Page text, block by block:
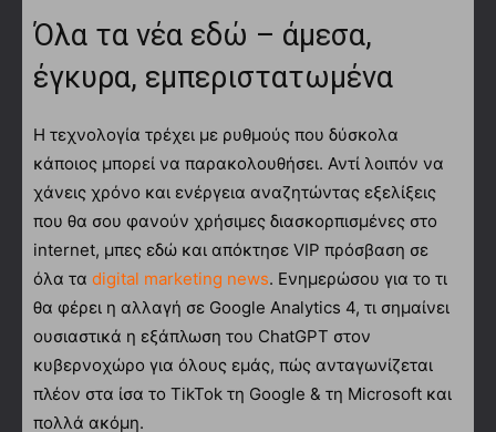
Όλα τα νέα εδώ – άμεσα,
έγκυρα, εμπεριστατωμένα
Η τεχνολογία τρέχει με ρυθμούς που δύσκολα
κάποιος μπορεί να παρακολουθήσει. Αντί λοιπόν να
χάνεις χρόνο και ενέργεια αναζητώντας εξελίξεις
που θα σου φανούν χρήσιμες διασκορπισμένες στο
internet, μπες εδώ και απόκτησε VIP πρόσβαση σε
όλα τα digital marketing news. Ενημερώσου για το τι
θα φέρει η αλλαγή σε Google Analytics 4, τι σημαίνει
ουσιαστικά η εξάπλωση του ChatGPT στον
κυβερνοχώρο για όλους εμάς, πώς ανταγωνίζεται
πλέον στα ίσα το TikTok τη Google & τη Microsoft και
πολλά ακόμη.